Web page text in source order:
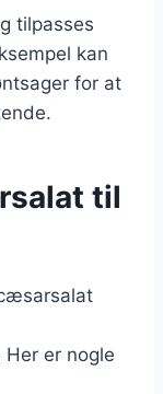
tilpasses
kan
for at
til
er nogle